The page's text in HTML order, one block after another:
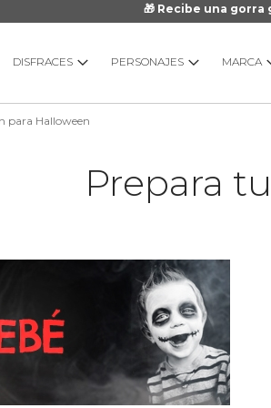
🎁 Recibe una gorra
DISFRACES PERSONAJES MARCA
para Halloween
Prepara